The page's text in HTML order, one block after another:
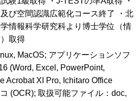
び空間認識広範化コース終了 ・北
情報科学研究科より博士学位（情
取得
MacOS; アプリケーションソフ
(Word, Excel, PowerPoint,
Acrobat XI Pro, Ichitaro Office
(OCR); 取扱可能ファイル：doc,